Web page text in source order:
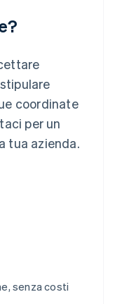
coordinate
per un
tua azienda.
senza costi